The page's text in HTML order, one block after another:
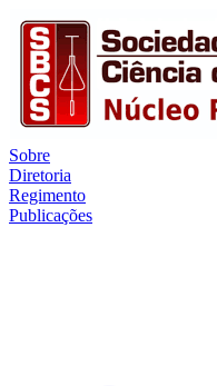
Sobre
Diretoria
Regimento
Publicações